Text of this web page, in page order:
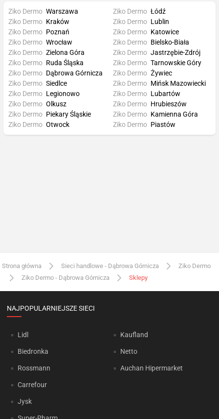
Ziko Dermo Warszawa
Ziko Dermo Kraków
Ziko Dermo Poznań
Ziko Dermo Wrocław
Ziko Dermo Łódź
Ziko Dermo Lublin
Ziko Dermo Katowice
Ziko Dermo Bielsko-Biała
Ziko Dermo Zielona Góra
Ziko Dermo Ruda Śląska
Ziko Dermo Dąbrowa Górnicza
Ziko Dermo Siedlce
Ziko Dermo Jastrzębie-Zdrój
Ziko Dermo Tarnowskie Góry
Ziko Dermo Żywiec
Ziko Dermo Mińsk Mazowiecki
Ziko Dermo Legionowo
Ziko Dermo Olkusz
Ziko Dermo Piekary Śląskie
Ziko Dermo Otwock
Ziko Dermo Lubartów
Ziko Dermo Hrubieszów
Ziko Dermo Kamienna Góra
Ziko Dermo Piastów
Strona główna Sieci handlowe - Dąbrowa Górnicza
Ziko Dermo
Ziko Dermo - Dąbrowa Górnicza
Sklepy
NAJPOPULARNIEJSZE SIECI
Lidl
Biedronka
Rossmann
Carrefour
Jysk
Kaufland
Netto
Auchan Hipermarket